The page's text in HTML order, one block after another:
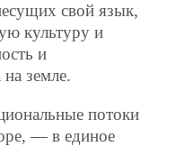
свой язык,
культуру и
и
земле.
потоки
— в единое